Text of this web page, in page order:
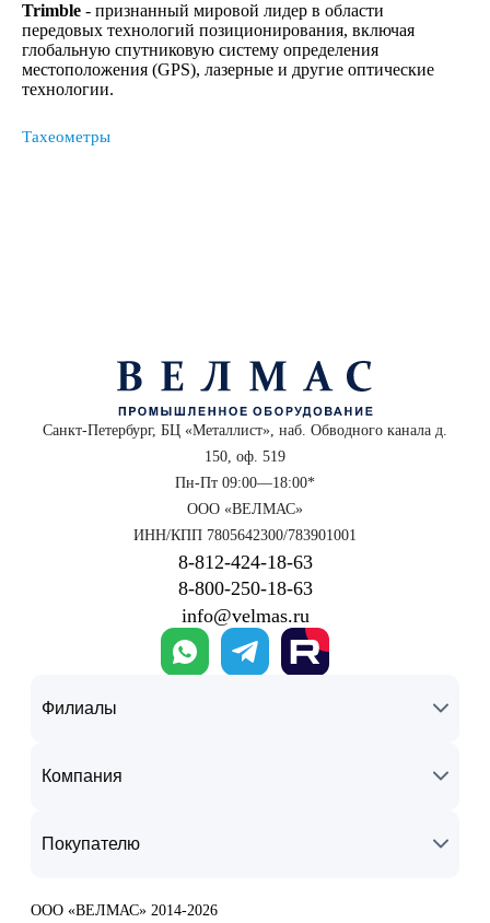
Trimble - признанный мировой лидер в области
передовых технологий позиционирования, включая
глобальную спутниковую систему определения
местоположения (GPS), лазерные и другие оптические
технологии.
Тахеометры
Санкт-Петербург, БЦ «Металлист», наб. Обводного канала д.
150, оф. 519
Пн-Пт 09:00—18:00*
ООО «ВЕЛМАС»
ИНН/КПП 7805642300/783901001
8‑812‑424‑18‑63
8‑800‑250‑18‑63
info@velmas.ru
Филиалы
Компания
Покупателю
ООО «ВЕЛМАС» 2014-2026